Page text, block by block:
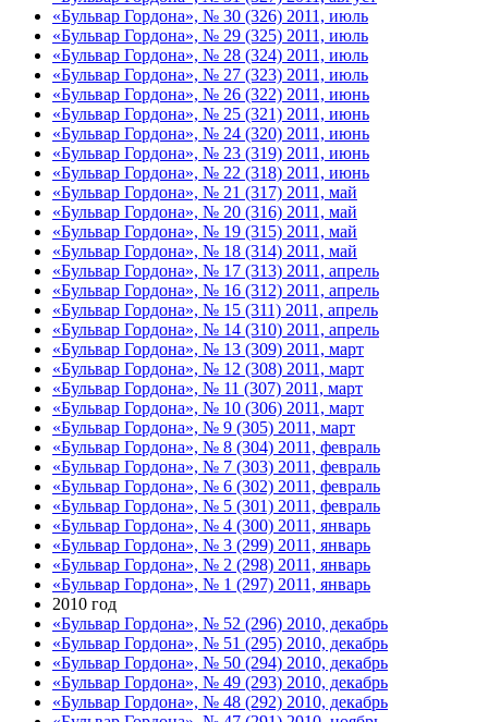
«Бульвар Гордона», № 30 (326) 2011, июль
«Бульвар Гордона», № 29 (325) 2011, июль
«Бульвар Гордона», № 28 (324) 2011, июль
«Бульвар Гордона», № 27 (323) 2011, июль
«Бульвар Гордона», № 26 (322) 2011, июнь
«Бульвар Гордона», № 25 (321) 2011, июнь
«Бульвар Гордона», № 24 (320) 2011, июнь
«Бульвар Гордона», № 23 (319) 2011, июнь
«Бульвар Гордона», № 22 (318) 2011, июнь
«Бульвар Гордона», № 21 (317) 2011, май
«Бульвар Гордона», № 20 (316) 2011, май
«Бульвар Гордона», № 19 (315) 2011, май
«Бульвар Гордона», № 18 (314) 2011, май
«Бульвар Гордона», № 17 (313) 2011, апрель
«Бульвар Гордона», № 16 (312) 2011, апрель
«Бульвар Гордона», № 15 (311) 2011, апрель
«Бульвар Гордона», № 14 (310) 2011, апрель
«Бульвар Гордона», № 13 (309) 2011, март
«Бульвар Гордона», № 12 (308) 2011, март
«Бульвар Гордона», № 11 (307) 2011, март
«Бульвар Гордона», № 10 (306) 2011, март
«Бульвар Гордона», № 9 (305) 2011, март
«Бульвар Гордона», № 8 (304) 2011, февраль
«Бульвар Гордона», № 7 (303) 2011, февраль
«Бульвар Гордона», № 6 (302) 2011, февраль
«Бульвар Гордона», № 5 (301) 2011, февраль
«Бульвар Гордона», № 4 (300) 2011, январь
«Бульвар Гордона», № 3 (299) 2011, январь
«Бульвар Гордона», № 2 (298) 2011, январь
«Бульвар Гордона», № 1 (297) 2011, январь
2010 год
«Бульвар Гордона», № 52 (296) 2010, декабрь
«Бульвар Гордона», № 51 (295) 2010, декабрь
«Бульвар Гордона», № 50 (294) 2010, декабрь
«Бульвар Гордона», № 49 (293) 2010, декабрь
«Бульвар Гордона», № 48 (292) 2010, декабрь